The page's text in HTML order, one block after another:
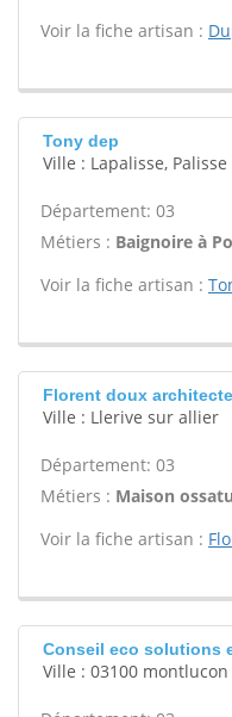
Voir la fiche artisan :
Tony dep
Ville : Lapalisse, Palisse
Département: 03
Métiers : Baignoire à
Voir la fiche artisan :
Florent doux architecte
Ville : Llerive sur allier
Département: 03
Métiers : Maison
Voir la fiche artisan :
Conseil eco solutions
Ville : 03100 montlucon